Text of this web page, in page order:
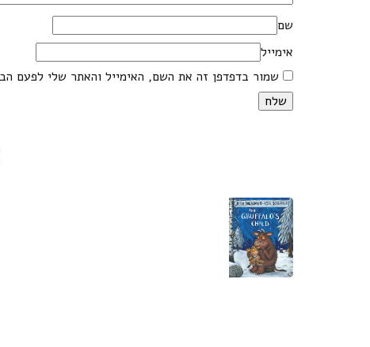
שם
אימייל
שמור בדפדפן זה את השם, האימייל והאתר שלי לפעם